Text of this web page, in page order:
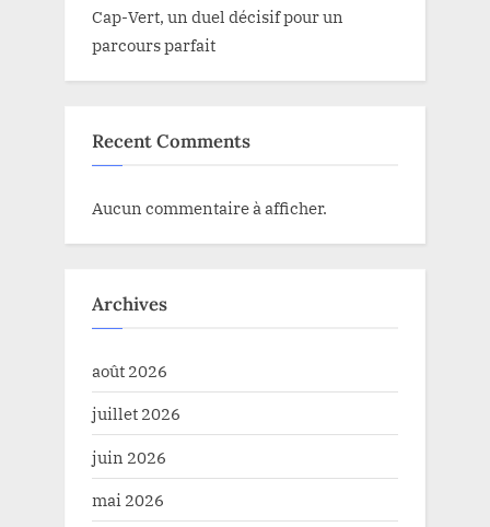
Cap-Vert, un duel décisif pour un
parcours parfait
Recent Comments
Aucun commentaire à afficher.
Archives
août 2026
juillet 2026
juin 2026
mai 2026